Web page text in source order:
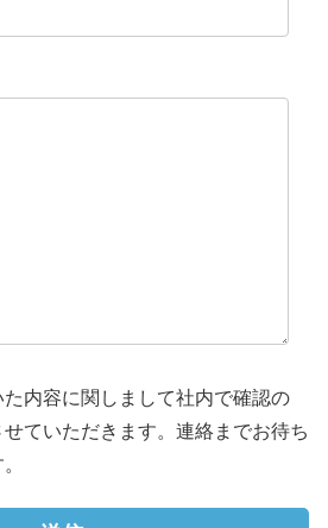
内容に関しまして社内で確認の
せていただきます。連絡までお待ち